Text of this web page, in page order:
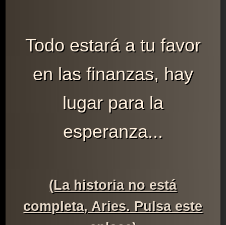
Todo estará a tu favor
en las finanzas, hay
lugar para la
esperanza...
(La historia no está
completa, Aries. Pulsa este